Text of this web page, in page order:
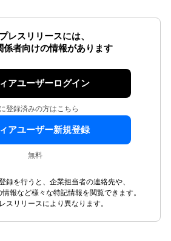
レスリリースには、
係者向けの情報があります
アユーザーログイン
登録済みの方はこちら
アユーザー新規登録
無料
録を行うと、企業担当者の連絡先や、
報など様々な特記情報を閲覧できます。
スリリースにより異なります。